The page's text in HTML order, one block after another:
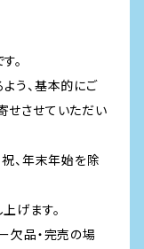
。
う、基本的にご
せさせていただい
、年末年始を除
げます。
欠品・完売の場